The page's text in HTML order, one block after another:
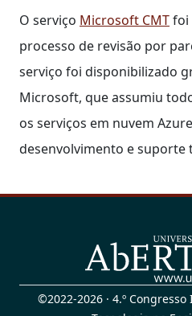
O serviço Microsoft CMTfoi
processo de revisão por
serviço foi disponibilizado
Microsoft, que assumiu
os serviços em nuvem
desenvolvimento e suporte
©2022-2026 · 4.º